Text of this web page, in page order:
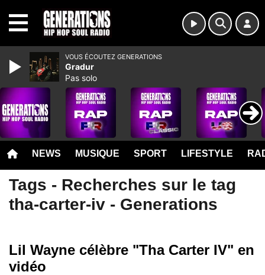
NEWS MUSIQUE SPORT LIFESTYLE
Tags - Recherches sur le tag
tha-carter-iv - Generations
Lil Wayne célèbre "Tha Carter IV" en
vidéo
VOUS ÉCOUTEZ GENERATIONS
Gradur
Pas solo